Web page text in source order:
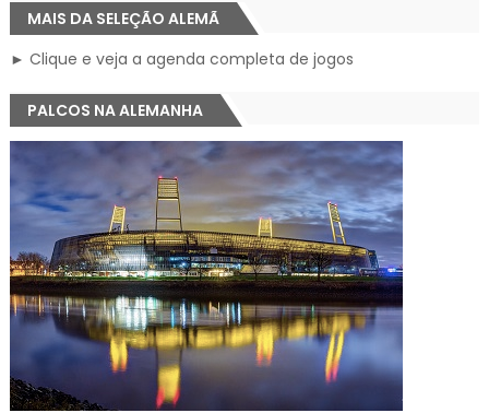
MAIS DA SELEÇÃO ALEMÃ
► Clique e veja a agenda completa de jogos
PALCOS NA ALEMANHA